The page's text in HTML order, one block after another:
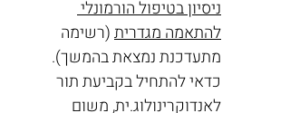
ניסיון בטיפול הורמונלי
להתאמה מגדרית (רשימה
מתעדכנת נמצאת בהמשך).
כדאי להתחיל בקביעת תור
לאנדוקרינולוג.ית, משום